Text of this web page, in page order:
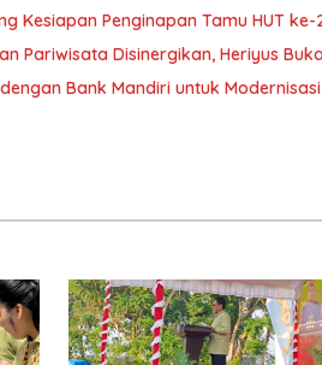
Kesiapan Penginapan Tamu HUT ke-
Pariwisata Disinergikan, Heriyus
Bank Mandiri untuk